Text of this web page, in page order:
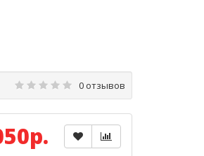
0 отзывов